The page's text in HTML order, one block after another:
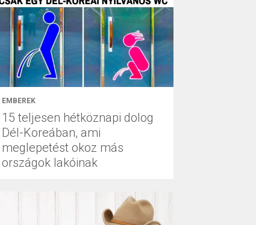
EMBEREK
15 teljesen hétköznapi dolog
Dél-Koreában, ami
meglepetést okoz más
országok lakóinak